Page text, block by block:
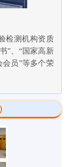
检测机构资质
”、“国家高新
会员”等多个荣